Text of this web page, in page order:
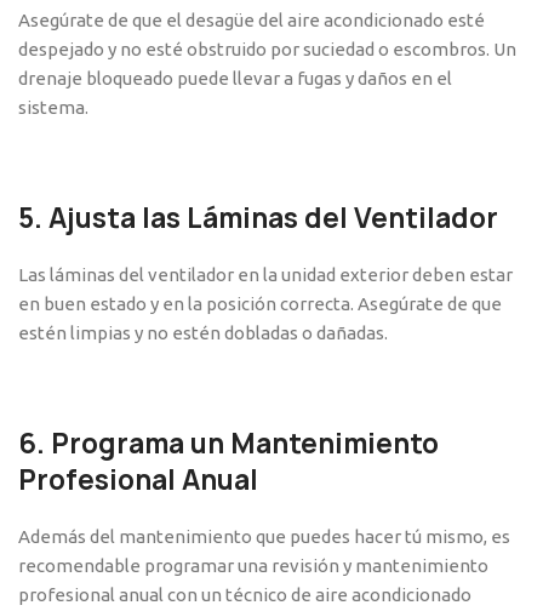
Asegúrate de que el desagüe del aire acondicionado esté
despejado y no esté obstruido por suciedad o escombros. Un
drenaje bloqueado puede llevar a fugas y daños en el
sistema.
5. Ajusta las Láminas del Ventilador
Las láminas del ventilador en la unidad exterior deben estar
en buen estado y en la posición correcta. Asegúrate de que
estén limpias y no estén dobladas o dañadas.
6. Programa un Mantenimiento
Profesional Anual
Además del mantenimiento que puedes hacer tú mismo, es
recomendable programar una revisión y mantenimiento
profesional anual con un técnico de aire acondicionado